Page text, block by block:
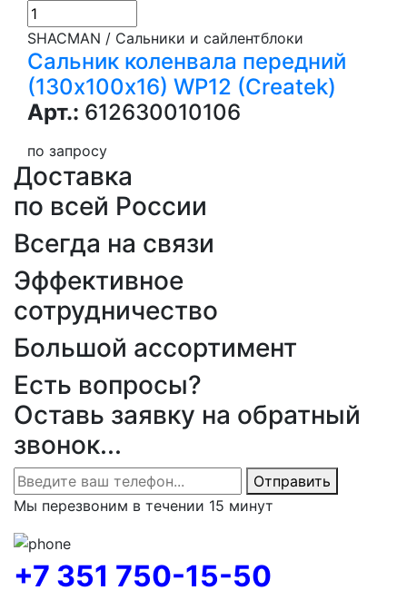
SHACMAN / Сальники и сайлентблоки
Сальник коленвала передний
(130х100х16) WP12 (Createk)
Арт.: 612630010106
по запросу
Доставка
по всей России
Всегда на связи
Эффективное
сотрудничество
Большой ассортимент
Есть вопросы?
Оставь заявку на обратный
звонок...
Отправить
Мы перезвоним в течении 15 минут
+7 351 750-15-50